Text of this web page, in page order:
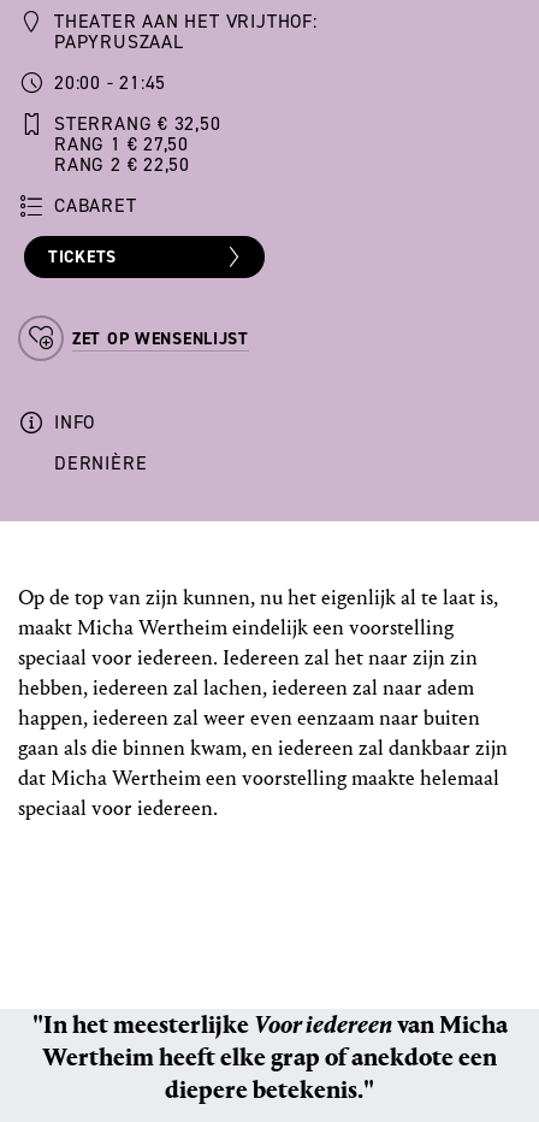
Op de top van zijn kunnen, nu het eigenlijk al te laat is,
maakt Micha Wertheim eindelijk een voorstelling
speciaal voor iedereen. Iedereen zal het naar zijn zin
hebben, iedereen zal lachen, iedereen zal naar adem
happen, iedereen zal weer even eenzaam naar buiten
gaan als die binnen kwam, en iedereen zal dankbaar zijn
dat Micha Wertheim een voorstelling maakte helemaal
speciaal voor iedereen.
THEATER AAN HET VRIJTHOF:
PAPYRUSZAAL
20:00 - 21:45
STERRANG € 32,50
RANG 1 € 27,50
RANG 2 € 22,50
CABARET
TICKETS
ZET OP WENSENLIJST
INFO
DERNIÈRE
"In het meesterlijke Voor iedereenvan Micha
Wertheim heeft elke grap of anekdote een
diepere betekenis."